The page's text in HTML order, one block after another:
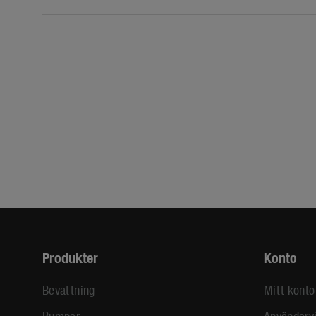
Produkter
Bevattning
Konto
Mitt konto